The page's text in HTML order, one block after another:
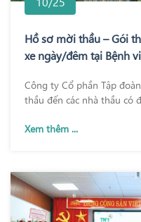
Hồ sơ mời thầu – Gói
xe ngày/đêm tại Bệnh
Công ty Cổ phần Tập
thầu đến các nhà thầu có
Xem thêm ...